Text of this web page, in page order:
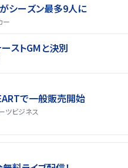
シーズン最多9人に
ー
ーストGMと決別
で一般販売開始
ツビジネス